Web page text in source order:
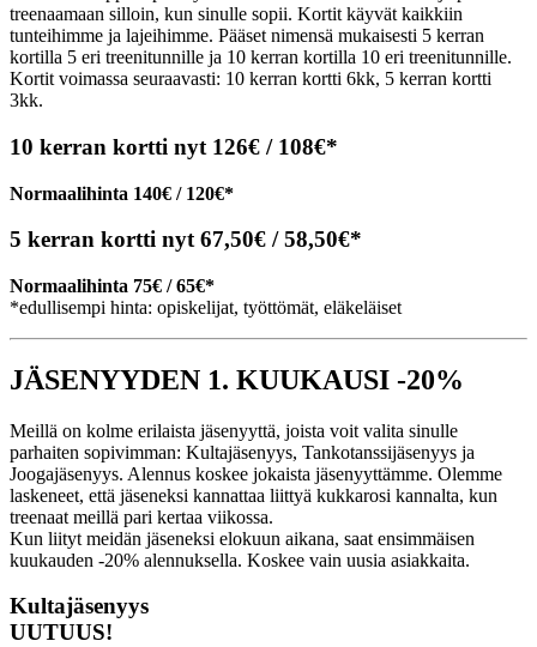
treenaamaan silloin, kun sinulle sopii. Kortit käyvät kaikkiin
tunteihimme ja lajeihimme. Pääset nimensä mukaisesti 5 kerran
kortilla 5 eri treenitunnille ja 10 kerran kortilla 10 eri treenitunnille.
Kortit voimassa seuraavasti: 10 kerran kortti 6kk, 5 kerran kortti
3kk.
10 kerran kortti nyt 126€ / 108€*
Normaalihinta 140€ / 120€*
5 kerran kortti nyt 67,50€ / 58,50€*
Normaalihinta 75€ / 65€*
*edullisempi hinta: opiskelijat, työttömät, eläkeläiset
JÄSENYYDEN 1. KUUKAUSI -20%
Meillä on kolme erilaista jäsenyyttä, joista voit valita sinulle
parhaiten sopivimman: Kultajäsenyys, Tankotanssijäsenyys ja
Joogajäsenyys. Alennus koskee jokaista jäsenyyttämme. Olemme
laskeneet, että jäseneksi kannattaa liittyä kukkarosi kannalta, kun
treenaat meillä pari kertaa viikossa.
Kun liityt meidän jäseneksi elokuun aikana, saat ensimmäisen
kuukauden -20% alennuksella. Koskee vain uusia asiakkaita.
Kultajäsenyys
UUTUUS!